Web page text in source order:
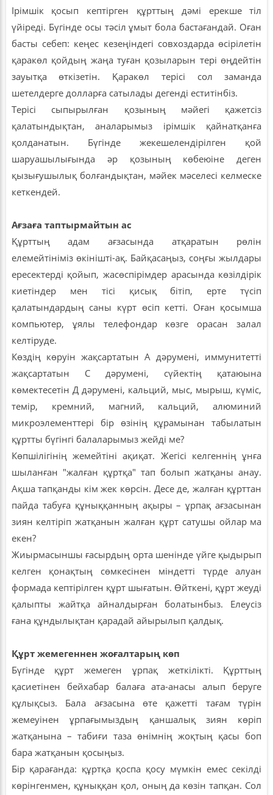
Ірімшік қосып кептірген құрттың дәмі ерекше тіл
үйіреді. Бүгінде осы тәсіл ұмыт бола бастағандай. Оған
басты себеп: кеңес кезеңіндегі совхоздарда өсірілетін
қаракөл қойдың жаңа туған қозыларын тері өңдейтін
зауытқа өткізетін. Қаракөл терісі сол заманда
шетелдерге долларға сатылады дегенді еститінбіз.
Терісі сыпырылған қозының мәйегі қажетсіз
қалатындықтан, аналарымыз ірімшік қайнатқанға
қолданатын. Бүгінде жекешелендірілген қой
шаруашылығында әр қозының көбеюіне деген
қызығушылық болғандықтан, мәйек мәселесі келмеске
кеткендей.
Ағзаға таптырмайтын ас
Құрттың адам ағзасында атқаратын рөлін
елемейтініміз өкінішті-ақ. Байқасаңыз, соңғы жылдары
ересектерді қойып, жасөспірімдер арасында көзілдірік
киетіндер мен тісі қисық бітіп, ерте түсіп
қалатындардың саны күрт өсіп кетті. Оған қосымша
компьютер, ұялы телефондар көзге орасан залал
келтіруде.
Көздің көруін жақсартатын А дәрумені, иммунитетті
жақсартатын С дәрумені, сүйектің қатаюына
көмектесетін Д дәрумені, кальций, мыс, мырыш, күміс,
темір, кремний, магний, кальций, алюминий
микроэлементтері бір өзінің құрамынан табылатын
құртты бүгінгі балаларымыз жейді ме?
Көпшілігінің жемейтіні ақиқат. Жегісі келгеннің ұнға
шыланған "жалған құртқа" тап болып жатқаны анау.
Ақша тапқанды кім жек көрсін. Десе де, жалған құрттан
пайда табуға құныққанның ақыры – ұрпақ ағзасынан
зиян келтіріп жатқанын жалған құрт сатушы ойлар ма
екен?
Жиырмасыншы ғасырдың орта шенінде үйге қыдырып
келген қонақтың сөмкесінен міндетті түрде алуан
формада кептірілген құрт шығатын. Өйткені, құрт жеуді
қалыпты жайтқа айналдырған болатынбыз. Елеусіз
ғана құндылықтан қарадай айырылып қалдық.
Құрт жемегеннен жоғалтарың көп
Бүгінде құрт жемеген ұрпақ жеткілікті. Құрттың
қасиетінен бейхабар балаға ата-анасы алып беруге
құлықсыз. Бала ағзасына өте қажетті тағам түрін
жемеуінен ұрпағымыздың қаншалық зиян көріп
жатқанына – табиғи таза өнімнің жоқтың қасы боп
бара жатқанын қосыңыз.
Бір қарағанда: құртқа қоспа қосу мүмкін емес секілді
көрінгенмен, құныққан қол, оның да көзін тапқан. Сол